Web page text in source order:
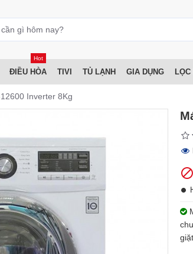
ĐIỀU HÒA
Hot
TIVI TỦ LẠNH GIA DỤNG
Inverter 8Kg